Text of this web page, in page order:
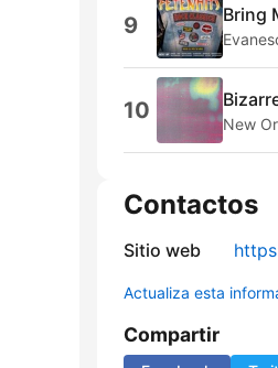
9 Bring
10 New
Contactos
Sitio web
Actualiza esta
Compartir